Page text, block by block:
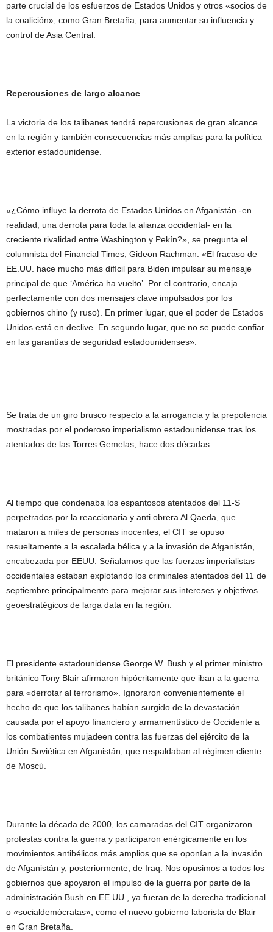
parte crucial de los esfuerzos de Estados Unidos y otros «socios de
la coalición», como Gran Bretaña, para aumentar su influencia y
control de Asia Central.
Repercusiones de largo alcance
La victoria de los talibanes tendrá repercusiones de gran alcance
en la región y también consecuencias más amplias para la política
exterior estadounidense.
«¿Cómo influye la derrota de Estados Unidos en Afganistán -en
realidad, una derrota para toda la alianza occidental- en la
creciente rivalidad entre Washington y Pekín?», se pregunta el
columnista del Financial Times, Gideon Rachman. «El fracaso de
EE.UU. hace mucho más difícil para Biden impulsar su mensaje
principal de que ‘América ha vuelto’. Por el contrario, encaja
perfectamente con dos mensajes clave impulsados por los
gobiernos chino (y ruso). En primer lugar, que el poder de Estados
Unidos está en declive. En segundo lugar, que no se puede confiar
en las garantías de seguridad estadounidenses».
Se trata de un giro brusco respecto a la arrogancia y la prepotencia
mostradas por el poderoso imperialismo estadounidense tras los
atentados de las Torres Gemelas, hace dos décadas.
Al tiempo que condenaba los espantosos atentados del 11-S
perpetrados por la reaccionaria y anti obrera Al Qaeda, que
mataron a miles de personas inocentes, el CIT se opuso
resueltamente a la escalada bélica y a la invasión de Afganistán,
encabezada por EEUU. Señalamos que las fuerzas imperialistas
occidentales estaban explotando los criminales atentados del 11 de
septiembre principalmente para mejorar sus intereses y objetivos
geoestratégicos de larga data en la región.
El presidente estadounidense George W. Bush y el primer ministro
británico Tony Blair afirmaron hipócritamente que iban a la guerra
para «derrotar al terrorismo». Ignoraron convenientemente el
hecho de que los talibanes habían surgido de la devastación
causada por el apoyo financiero y armamentístico de Occidente a
los combatientes mujadeen contra las fuerzas del ejército de la
Unión Soviética en Afganistán, que respaldaban al régimen cliente
de Moscú.
Durante la década de 2000, los camaradas del CIT organizaron
protestas contra la guerra y participaron enérgicamente en los
movimientos antibélicos más amplios que se oponían a la invasión
de Afganistán y, posteriormente, de Iraq. Nos opusimos a todos los
gobiernos que apoyaron el impulso de la guerra por parte de la
administración Bush en EE.UU., ya fueran de la derecha tradicional
o «socialdemócratas», como el nuevo gobierno laborista de Blair
en Gran Bretaña.